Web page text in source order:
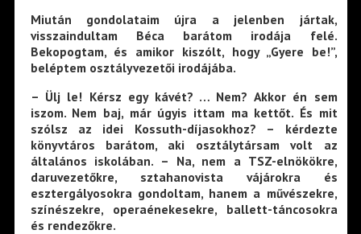
Miután gondolataim újra a jelenben jártak,
visszaindultam Béca barátom irodája felé.
Bekopogtam, és amikor kiszólt, hogy „Gyere be!”,
beléptem osztályvezetői irodájába.
– Ülj le! Kérsz egy kávét? … Nem? Akkor én sem
iszom. Nem baj, már úgyis ittam ma kettőt. És mit
szólsz az idei Kossuth-díjasokhoz? – kérdezte
könyvtáros barátom, aki osztálytársam volt az
általános iskolában. – Na, nem a TSZ-elnökökre,
daruvezetőkre, sztahanovista vájárokra és
esztergályosokra gondoltam, hanem a művészekre,
színészekre, operaénekesekre, ballett-táncosokra
és rendezőkre.